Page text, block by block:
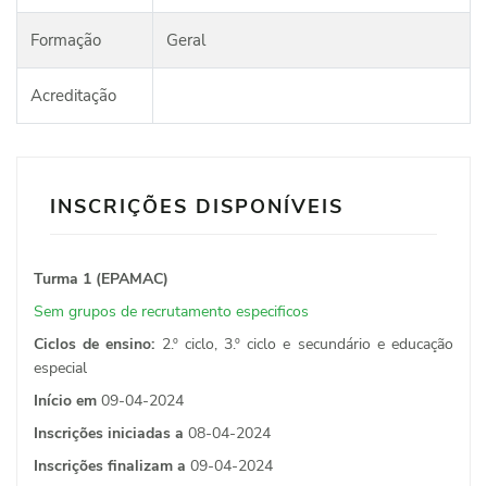
Formação Geral
Acreditação
INSCRIÇÕES DISPONÍVEIS
Turma 1 (EPAMAC)
Sem grupos de recrutamento especificos
Ciclos de ensino: 2.º ciclo, 3.º ciclo e secundário e educação
especial
Início em 09-04-2024
Inscrições iniciadas a 08-04-2024
Inscrições finalizam a 09-04-2024